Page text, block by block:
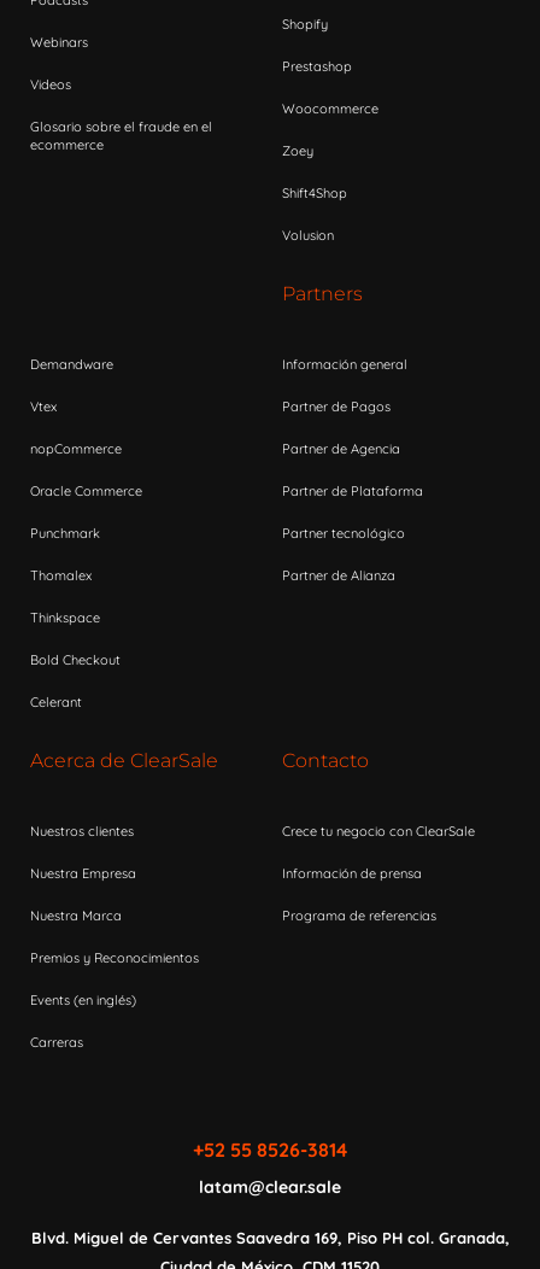
Webinars
Videos
Glosario sobre el fraude en el
ecommerce
Shopify
Prestashop
Woocommerce
Zoey
Shift4Shop
Volusion
Demandware
Vtex
nopCommerce
Oracle Commerce
Punchmark
Thomalex
Thinkspace
Bold Checkout
Celerant
Partners
Información general
Partner de Pagos
Partner de Agencia
Partner de Plataforma
Partner tecnológico
Partner de Alianza
Acerca de ClearSale
Nuestros clientes
Nuestra Empresa
Nuestra Marca
Premios y Reconocimientos
Events (en inglés)
Carreras
Contacto
Crece tu negocio con ClearSale
Información de prensa
Programa de referencias
+52 55 8526-3814
latam@clear.sale
Blvd. Miguel de Cervantes Saavedra 169, Piso PH col. Granada,